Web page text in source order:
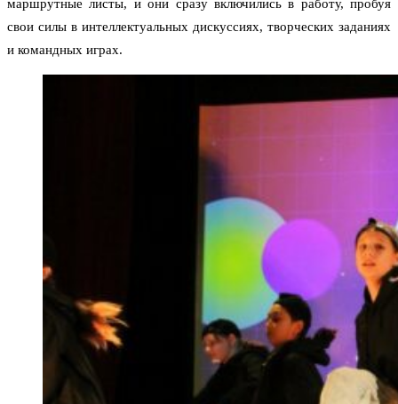
маршрутные листы, и они сразу включились в работу, пробуя
свои силы в интеллектуальных дискуссиях, творческих заданиях
и командных играх.